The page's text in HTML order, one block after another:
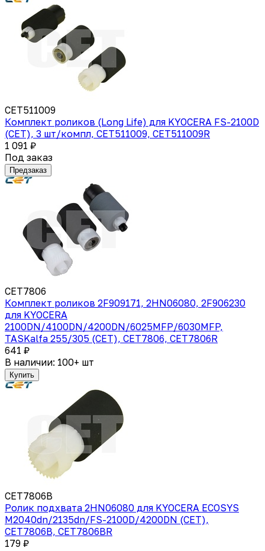
CET511009
Комплект роликов (Long Life) для KYOCERA FS-2100D
(CET), 3 шт/компл, CET511009, CET511009R
1 091 ₽
Под заказ
Предзаказ
CET7806
Комплект роликов 2F909171, 2HN06080, 2F906230
для KYOCERA
2100DN/4100DN/4200DN/6025MFP/6030MFP,
TASKalfa 255/305 (CET), CET7806, CET7806R
641 ₽
В наличии: 100+ шт
Купить
CET7806B
Ролик подхвата 2HN06080 для KYOCERA ECOSYS
M2040dn/2135dn/FS-2100D/4200DN (CET),
CET7806B, CET7806BR
179 ₽